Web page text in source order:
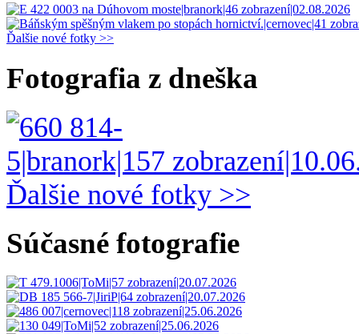
Ďalšie nové fotky >>
Fotografia z dneška
Ďalšie nové fotky >>
Súčasné fotografie